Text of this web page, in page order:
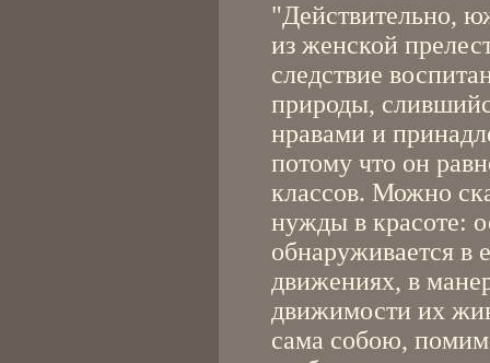
"Действительно,
из женской
следствие
природы,
нравами и
потому что он
классов. Можно
нужды в красоте:
обнаруживается в
движениях, в
движимости их
сама собою,